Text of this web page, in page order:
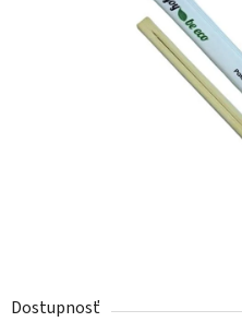
Dostupnosť